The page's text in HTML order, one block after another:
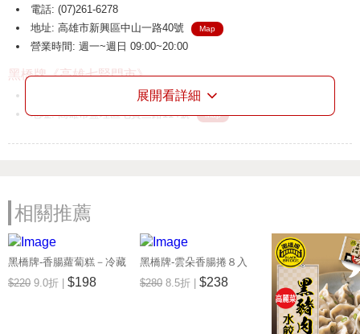
電話: (07)261-6278
地址: 高雄市新興區中山一路40號
Map
營業時間: 週一~週日 09:00~20:00
黑橋牌《高雄七賢門市》
地址: 高雄市鹽埕區七賢三路114號
Map
營業時間: 週一~週日 10:00~22:00
黑橋牌《香腸博物館》
電話: (06)261-6990
地址: 台南市南區新忠路2之1號
Map
營業時間: 週二~週日09:30~17:30(最晚入館時間17:00)
展開看詳細
相關推薦
黑橋牌-香腸蘿蔔糕－冷藏
享樂券
$220 9.0折 | $198
黑橋牌-雲朵香腸捲８入
(冷凍)，１件組 享樂券
$280 8.5折 | $238